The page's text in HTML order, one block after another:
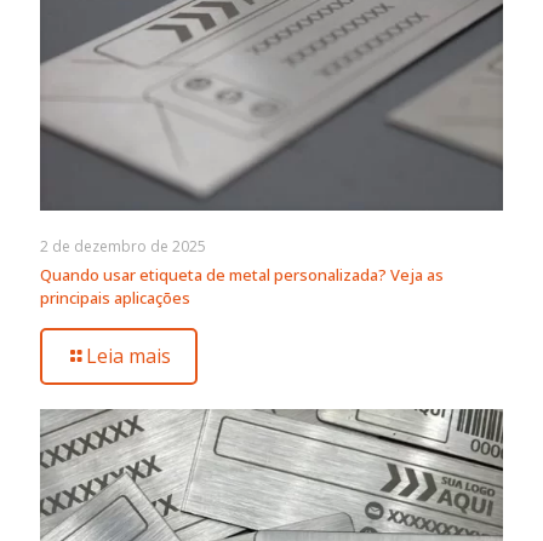
2 de dezembro de 2025
Quando usar etiqueta de metal personalizada? Veja as
principais aplicações
Leia mais